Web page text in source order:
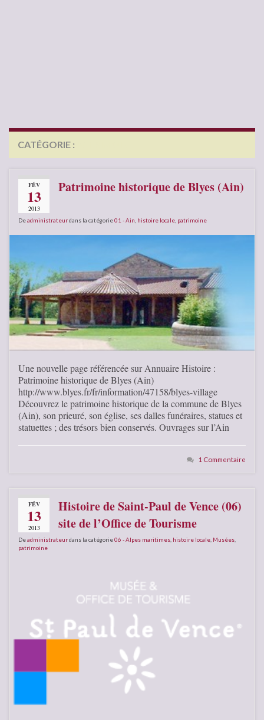
CATÉGORIE :
FÉV
13
2013
Patrimoine historique de Blyes (Ain)
Deadministrateurdans la catégorie01 - Ain histoire locale patrimoine
Une nouvelle page référencée sur Annuaire Histoire :
Patrimoine historique de Blyes (Ain)
http://www.blyes.fr/fr/information/47158/blyes-village
Découvrez le patrimoine historique de la commune de Blyes
(Ain), son prieuré, son église, ses dalles funéraires, statues et
statuettes ; des trésors bien conservés. Ouvrages sur l’Ain
1 Commentaire
FÉV
13
2013
Histoire de Saint-Paul de Vence (06)
site de l’Office de Tourisme
Deadministrateurdans la catégorie06 - Alpes maritimes histoire locale Musées
patrimoine